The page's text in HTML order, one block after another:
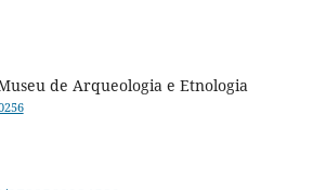
de Arqueologia e Etnologia